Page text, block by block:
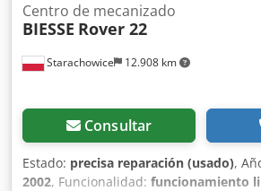
Starachowice 12.908 km
Centro de mecanizado
BIESSE Rover 22
Consultar
Estado: precisa reparación (usado),
2002, Funcionalidad: funcionamiento